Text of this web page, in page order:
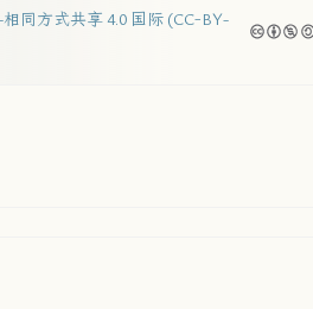
同方式共享 4.0 国际 (CC-BY-